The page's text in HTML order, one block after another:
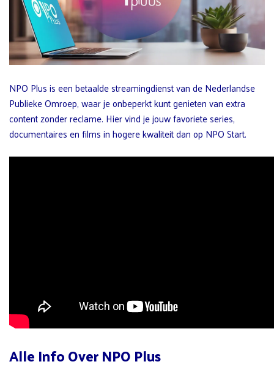
NPO Plus is een betaalde streamingdienst van de Nederlandse
Publieke Omroep, waar je onbeperkt kunt genieten van extra
content zonder reclame. Hier vind je jouw favoriete series,
documentaires en films in hogere kwaliteit dan op NPO Start.
Alle Info Over NPO Plus